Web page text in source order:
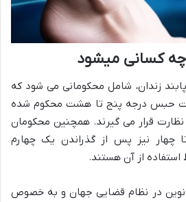
چه کسانی میشود
پابند زندان، شامل محکومانی می شود که
حبس درجه پنج تا هشت محکوم شده
قرار می گیرند. همچنین محکومان
چهار نیز پس از گذراندن یک چهارم
از آن هستند.
نوین در نظام قضایی جهان و به خصوص